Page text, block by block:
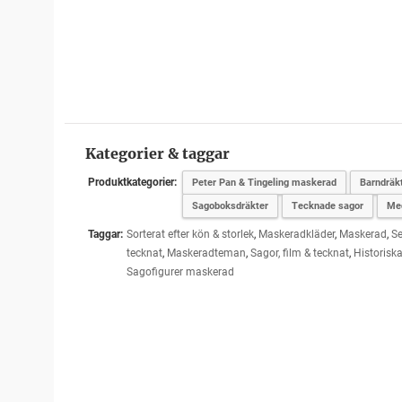
Kategorier & taggar
Produktkategorier: Peter Pan & Tingeling maskerad
Sagoboksdräkter
Tecknade sagor
Taggar: Sorterat efter kön & storlek, Maskeradkläder, Maskerad,
tecknat, Maskeradteman, Sagor, film & tecknat,
Sagofigurer maskerad